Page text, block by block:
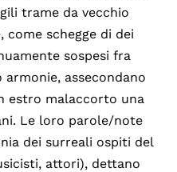
trame da vecchio
schegge di dei
sospesi fra
armonie, assecondano
estro malaccorto una
Le loro parole/note
dei surreali ospiti del
attori), dettano